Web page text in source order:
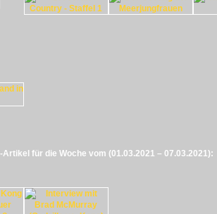
Artikel für die Woche vom (01.03.2021 – 07.03.2021):